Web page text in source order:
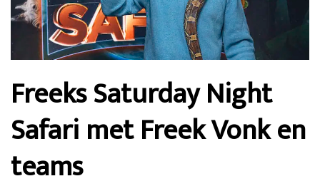
Freeks Saturday Night
Safari met Freek Vonk en
teams